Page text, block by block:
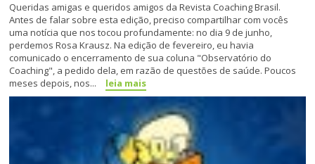
Queridas amigas e queridos amigos da Revista Coaching Brasil.
Antes de falar sobre esta edição, preciso compartilhar com vocês
uma notícia que nos tocou profundamente: no dia 9 de junho,
perdemos Rosa Krausz. Na edição de fevereiro, eu havia
comunicado o encerramento de sua coluna "Observatório do
Coaching", a pedido dela, em razão de questões de saúde. Poucos
meses depois, nos...
leia mais